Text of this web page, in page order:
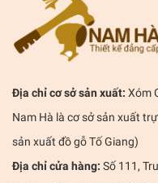
Địa chỉ cơ sở sản xuất: Xóm
Nam Hà là cơ sở sản xuất
sản xuất đồ gỗ Tố Giang)
Địa chỉ cửa hàng: Số 111,